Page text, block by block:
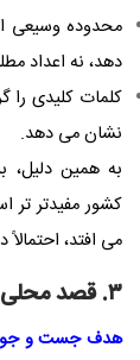
دهد، نه اعداد
کلمات کلیدی
نشان می دهد.
به همین
کشور مفیدتر
می افتد،
۳. قصد محلی را بررسی کنید
هدف جست و جو